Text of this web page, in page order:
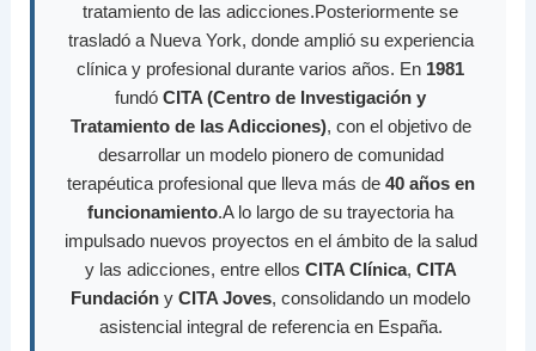
tratamiento de las adicciones.Posteriormente se
trasladó a Nueva York, donde amplió su experiencia
clínica y profesional durante varios años. En 1981
fundó CITA (Centro de Investigación y
Tratamiento de las Adicciones), con el objetivo de
desarrollar un modelo pionero de comunidad
terapéutica profesional que lleva más de 40 años en
funcionamiento.A lo largo de su trayectoria ha
impulsado nuevos proyectos en el ámbito de la salud
y las adicciones, entre ellos CITA Clínica, CITA
Fundación y CITA Joves, consolidando un modelo
asistencial integral de referencia en España.